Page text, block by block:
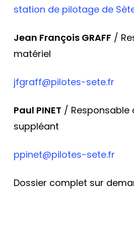
station de pilotage de
Jean François GRAFF /
matériel
jfgraff@pilotes-sete.fr
Paul PINET / Responsable
suppléant
ppinet@pilotes-sete.fr
Dossier complet sur